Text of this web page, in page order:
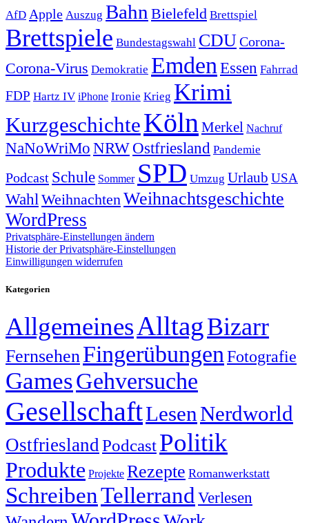
AfD Apple Auszug Bahn Bielefeld Brettspiel
Brettspiele Bundestagswahl CDUCorona-
Corona-Virus Demokratie EmdenEssen Fahrrad
FDP Hartz IV iPhone Ironie Krieg Krimi
KurzgeschichteKölnMerkel Nachruf
NaNoWriMo NRWOstfriesland Pandemie
Podcast Schule Sommer SPD Umzug Urlaub USA
WahlWeihnachtenWeihnachtsgeschichte
WordPress
Privatsphäre-Einstellungen ändern
Historie der Privatsphäre-Einstellungen
Einwilligungen widerrufen
Kategorien
AllgemeinesAlltagBizarr
Fernsehen Fingerübungen Fotografie
GamesGehversuche
GesellschaftLesen Nerdworld
Ostfriesland PodcastPolitik
Produkte Projekte Rezepte Romanwerkstatt
SchreibenTellerrand Verlesen